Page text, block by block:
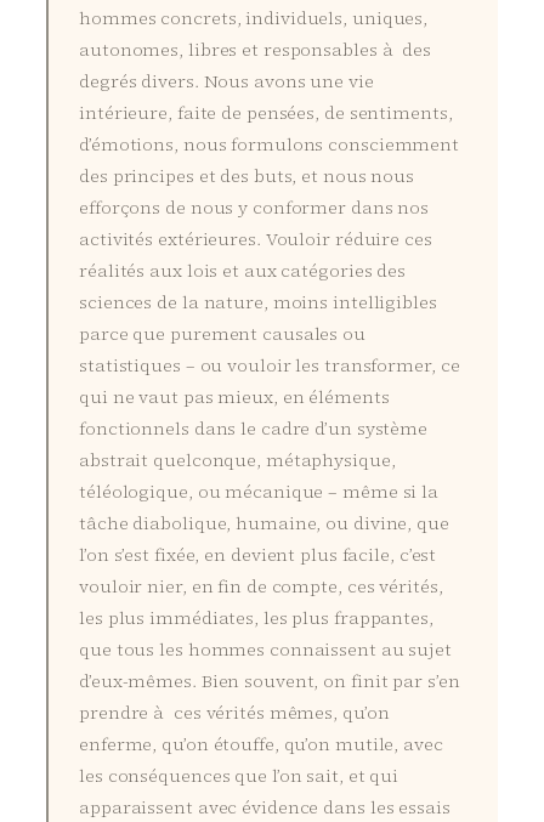
hommes concrets, individuels, uniques,
autonomes, libres et responsables à des
degrés divers. Nous avons une vie
intérieure, faite de pensées, de sentiments,
d’émotions, nous formulons consciemment
des principes et des buts, et nous nous
efforçons de nous y conformer dans nos
activités extérieures. Vouloir réduire ces
réalités aux lois et aux catégories des
sciences de la nature, moins intelligibles
parce que purement causales ou
statistiques – ou vouloir les transformer, ce
qui ne vaut pas mieux, en éléments
fonctionnels dans le cadre d’un système
abstrait quelconque, métaphysique,
téléologique, ou mécanique – même si la
tâche diabolique, humaine, ou divine, que
l’on s’est fixée, en devient plus facile, c’est
vouloir nier, en fin de compte, ces vérités,
les plus immédiates, les plus frappantes,
que tous les hommes connaissent au sujet
d’eux-mêmes. Bien souvent, on finit par s’en
prendre à ces vérités mêmes, qu’on
enferme, qu’on étouffe, qu’on mutile, avec
les conséquences que l’on sait, et qui
apparaissent avec évidence dans les essais